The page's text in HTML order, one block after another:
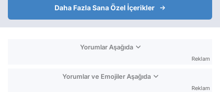
Daha Fazla Sana Özel İçerikler
Yorumlar Aşağıda
Reklam
Yorumlar ve Emojiler Aşağıda
Reklam